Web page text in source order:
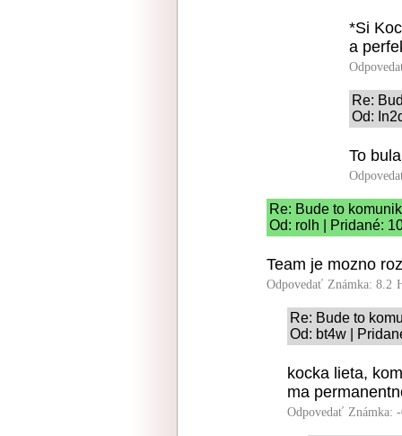
*Si
a
Re:
Od:
To
Re: Bude to
Od: rolh | Pridané:
Team je mozno
Odpovedať Známka: 8.2
Re: Bude to
Od: bt4w |
kocka lieta,
ma
Odpovedať Známka: